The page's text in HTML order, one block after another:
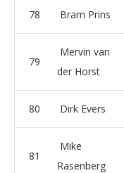
78 Bram Prins
79
Mervin van
der Horst
80 Dirk Evers
81
Mike
Rasenberg